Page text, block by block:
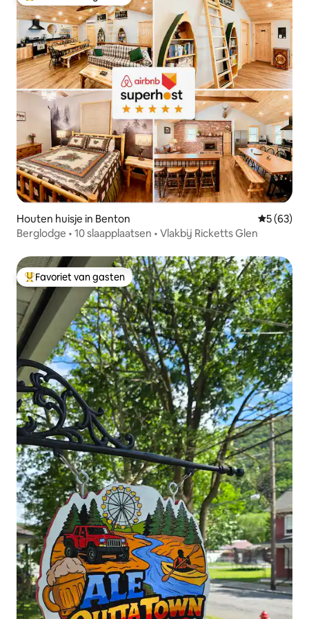
Houten huisje in Benton
5 (63)
Berglodge • 10 slaapplaatsen • Vlakbij Ricketts Glen
Topfavoriet van gasten
Favoriet van gasten